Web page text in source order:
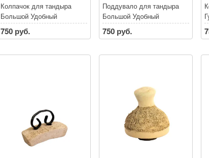
Колпачок для тандыра
Большой Удобный
750 руб.
Поддувало для тандыра
Большой Удобный
750 руб.